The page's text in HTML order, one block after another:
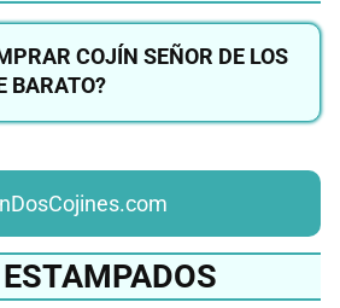
COJÍN SEÑOR DE LOS
BARATO?